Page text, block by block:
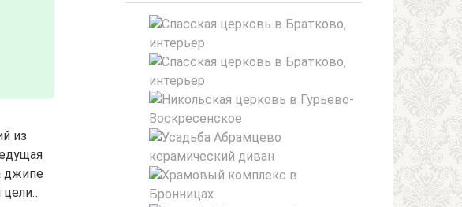
из
джипе
цели…